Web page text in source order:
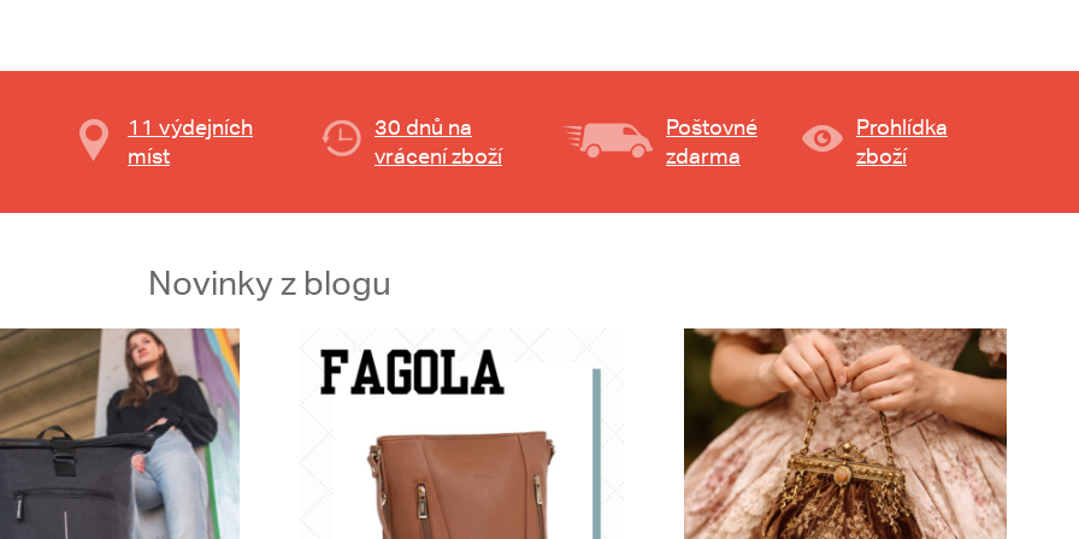
11 výdejních
míst
30 dnů na
vrácení zboží
Poštovné
zdarma
Prohlídka
zboží
Novinky z blogu